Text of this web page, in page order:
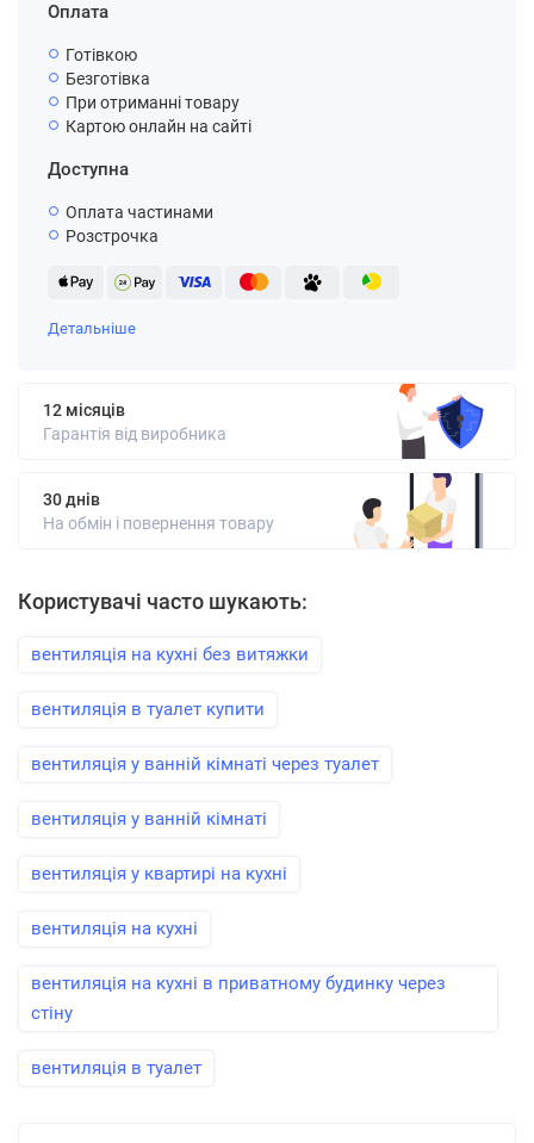
Оплата
Готівкою
Безготівка
При отриманні товару
Картою онлайн на сайті
Доступна
Оплата частинами
Розстрочка
Детальніше
12 місяців
Гарантія від виробника
30 днів
На обмін і повернення товару
Користувачі часто шукають:
вентиляція на кухні без витяжки
вентиляція в туалет купити
вентиляція у ванній кімнаті через туалет
вентиляція у ванній кімнаті
вентиляція у квартирі на кухні
вентиляція на кухні
вентиляція на кухні в приватному будинку через
стіну
вентиляція в туалет